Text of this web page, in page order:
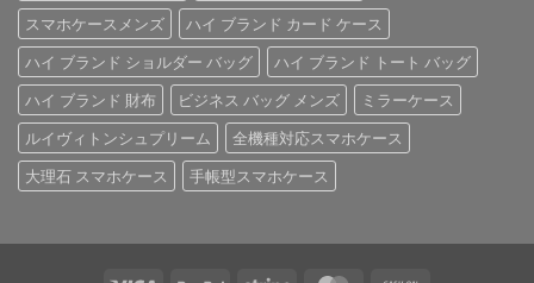
スマホケースメンズ
ハイ ブランド カード ケース
ハイ ブランド ショルダー バッグ
ハイ ブランド トート バッグ
ハイ ブランド 財布
ビジネス バッグ メンズ
ミラーケース
ルイヴィトンシュプリーム
全機種対応スマホケース
大理石 スマホケース
手帳型スマホケース